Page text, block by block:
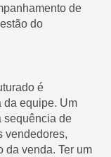
de
do
é
da equipe. Um
sequência de
vendedores,
da venda. Ter um